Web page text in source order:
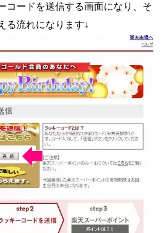
コードを送信する画面になり、そ
る流れになります↓